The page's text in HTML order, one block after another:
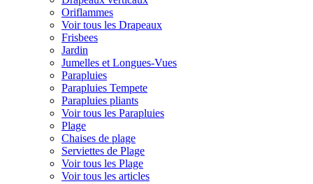
Oriflammes
Voir tous les Drapeaux
Frisbees
Jardin
Jumelles et Longues-Vues
Parapluies
Parapluies Tempete
Parapluies pliants
Voir tous les Parapluies
Plage
Chaises de plage
Serviettes de Plage
Voir tous les Plage
Voir tous les articles